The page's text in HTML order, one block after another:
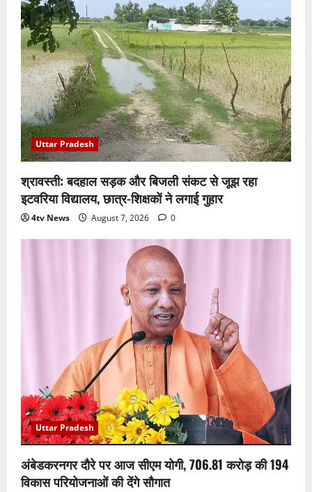
Uttar Pradesh
श्रावस्ती: बदहाल सड़क और बिजली संकट से जूझ रहा
इटवरिया विद्यालय, छात्र-शिक्षकों ने लगाई गुहार
4tv News August 7, 2026 0
Uttar Pradesh
अंबेडकरनगर दौरे पर आज सीएम योगी, 706.81 करोड़ की 194
विकास परियोजनाओं की देंगे सौगात